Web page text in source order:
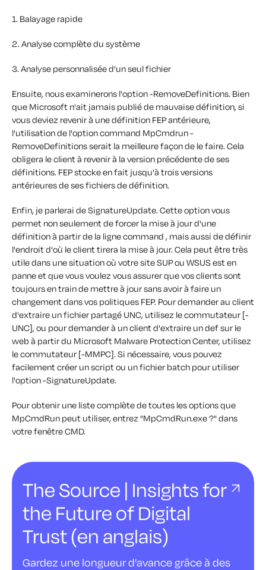
1. Balayage rapide
2. Analyse complète du système
3. Analyse personnalisée d'un seul fichier
Ensuite, nous examinerons l'option -RemoveDefinitions. Bien
que Microsoft n'ait jamais publié de mauvaise définition, si
vous deviez revenir à une définition FEP antérieure,
l'utilisation de l'option command MpCmdrun -
RemoveDefinitions serait la meilleure façon de le faire. Cela
obligera le client à revenir à la version précédente de ses
définitions. FEP stocke en fait jusqu'à trois versions
antérieures de ses fichiers de définition.
Enfin, je parlerai de SignatureUpdate. Cette option vous
permet non seulement de forcer la mise à jour d'une
définition à partir de la ligne command , mais aussi de définir
l'endroit d'où le client tirera la mise à jour. Cela peut être très
utile dans une situation où votre site SUP ou WSUS est en
panne et que vous voulez vous assurer que vos clients sont
toujours en train de mettre à jour sans avoir à faire un
changement dans vos politiques FEP. Pour demander au client
d'extraire un fichier partagé UNC, utilisez le commutateur [-
UNC], ou pour demander à un client d'extraire un def sur le
web à partir du Microsoft Malware Protection Center, utilisez
le commutateur [-MMPC]. Si nécessaire, vous pouvez
facilement créer un script ou un fichier batch pour utiliser
l'option -SignatureUpdate.
Pour obtenir une liste complète de toutes les options que
MpCmdRun peut utiliser, entrez "MpCmdRun.exe ?" dans
votre fenêtre CMD.
The Source | Insights for
the Future of Digital
Trust (en anglais)
Gardez une longueur d'avance grâce à des